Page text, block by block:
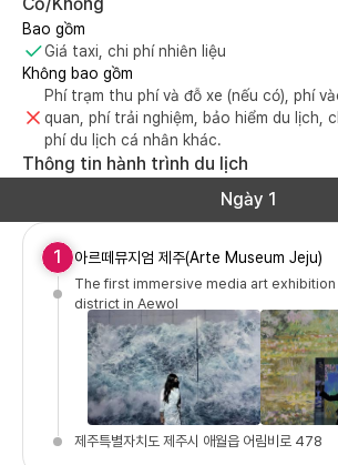
Bao gồm
Giá taxi, chi phí nhiên liệu
Không bao gồm
Phí trạm thu phí và đỗ xe (nếu có), phí
quan, phí trải nghiệm, bảo hiểm du lịch,
phí du lịch cá nhân khác.
Thông tin hành trình du lịch
Ngày 1
1 아르떼뮤지엄 제주(Arte Museum Jeju)
The first immersive media art
district in Aewol
제주특별자치도 제주시 애월읍 어림비로 478